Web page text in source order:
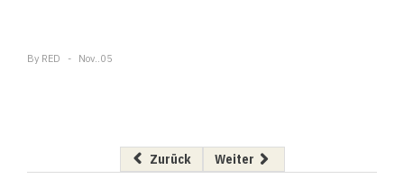
By RED Nov..05
Vorheriger Beitrag: “Code of Culture“ für
Zurück Nächster Beitrag: MABA: ACR-
Weiter